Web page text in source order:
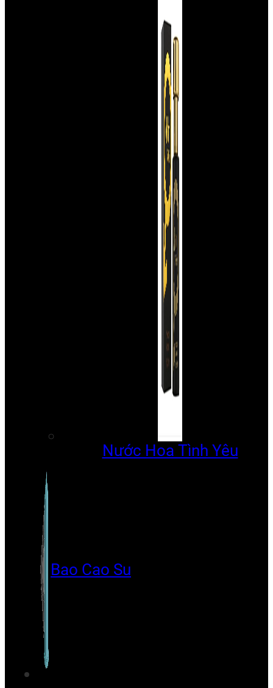
Nước Hoa Tình Yêu
Bao Cao Su